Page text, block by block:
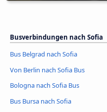
Busverbindungen nach Sofia
Bus Belgrad nach Sofia
Von Berlin nach Sofia Bus
Bologna nach Sofia Bus
Bus Bursa nach Sofia